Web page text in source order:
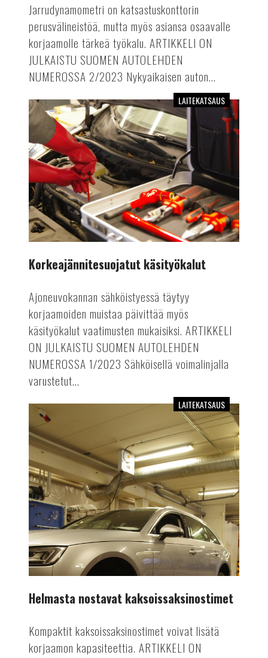
Jarrudynamometri on katsastuskonttorin
perusvälineistöä, mutta myös asiansa osaavalle
korjaamolle tärkeä työkalu. ARTIKKELI ON
JULKAISTU SUOMEN AUTOLEHDEN
NUMEROSSA 2/2023 Nykyaikaisen auton...
Korkeajännitesuojatut
käsityökalut
LAITEKATSAUS
Korkeajännitesuojatut käsityökalut
Ajoneuvokannan sähköistyessä täytyy
korjaamoiden muistaa päivittää myös
käsityökalut vaatimusten mukaisiksi. ARTIKKELI
ON JULKAISTU SUOMEN AUTOLEHDEN
NUMEROSSA 1/2023 Sähköisellä voimalinjalla
varustetut...
Helmasta
nostavat
kaksoissaksinostimet
LAITEKATSAUS
Helmasta nostavat kaksoissaksinostimet
Kompaktit kaksoissaksinostimet voivat lisätä
korjaamon kapasiteettia. ARTIKKELI ON